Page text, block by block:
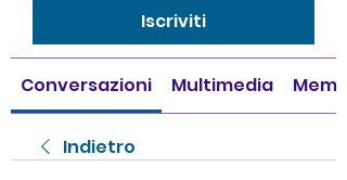
Iscriviti
Conversazioni Multimedia
Indietro